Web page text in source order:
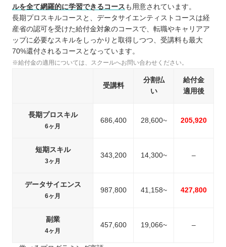
中部
近畿
中国
四国
九州 / 沖縄
ルを全て網羅的に学習できるコース も用意されています。
長期プロスキルコースと、データサイエンティストコースは経
産省の認可を受けた給付金対象のコースで、転職やキャリアア
ップに必要なスキルをしっかりと取得しつつ、受講料も最大
70%還付されるコースとなっています。
※給付金の適用については、スクールへお問い合わせください。
受講料
分割払
い
給付金
適用後
長期プロスキル
6ヶ月
686,400 28,600~ 205,920
短期スキル
3ヶ月
343,200 14,300~ –
データサイエンス
6ヶ月
987,800 41,158~ 427,800
副業
4ヶ月
457,600 19,066~ –